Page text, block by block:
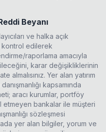
Beyanı
ve halka açık
kontrol edilerek
raporlama amacıyla
karar değişikliklerinin
almalısınız. Yer alan yatırım
kapsamında
aracı kurumlar, portföy
bankalar ile müşteri
sözleşmesi
yer alan bilgiler, yorum ve